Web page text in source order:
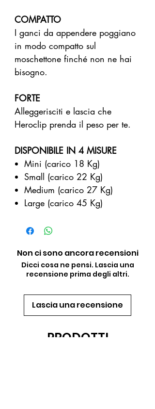
COMPATTO
I ganci da appendere poggiano
in modo compatto sul
moschettone finché non ne hai
bisogno.
FORTE
Alleggerisciti e lascia che
Heroclip prenda il peso per te.
DISPONIBILE IN 4 MISURE
Mini (carico 18 Kg)
Small (carico 22 Kg)
Medium (carico 27 Kg)
Large (carico 45 Kg)
Non ci sono ancora recensioni
Dicci cosa ne pensi. Lascia una
recensione prima degli altri.
Lascia una recensione
PRODOTTI